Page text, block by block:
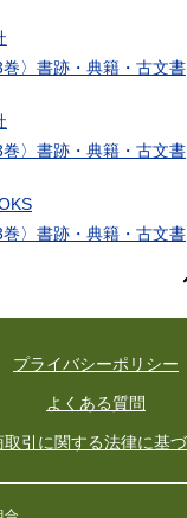
〉書跡・典籍・古文書
〉書跡・典籍・古文書
〉書跡・典籍・古文書
プライバシーポリシー
よくある質問
取引に関する法律に基